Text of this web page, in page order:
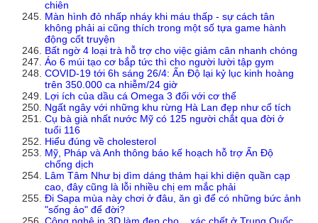
chiên
Màn hình đỏ nhấp nháy khi máu thấp - sự cách tân
không phải ai cũng thích trong một số tựa game hành
động cốt truyện
Bất ngờ 4 loại trà hỗ trợ cho việc giảm cân nhanh chóng
Áo 6 múi tạo cơ bắp tức thì cho người lười tập gym
COVID-19 tới 6h sáng 26/4: Ấn Độ lại kỷ lục kinh hoàng
trên 350.000 ca nhiễm/24 giờ
Lợi ích của dầu cá Omega 3 đối với cơ thể
Ngất ngây với những khu rừng Hà Lan đẹp như cổ tích
Cụ bà già nhất nước Mỹ có 125 người chắt qua đời ở
tuổi 116
Hiểu đúng về cholesterol
Mỹ, Pháp và Anh thông báo kế hoạch hỗ trợ Ấn Độ
chống dịch
Lâm Tâm Như bị dìm dáng thảm hại khi diện quần cạp
cao, đây cũng là lỗi nhiều chị em mắc phải
Đi Sapa mùa này chơi ở đâu, ăn gì để có những bức ảnh
"sống ảo" để đời?